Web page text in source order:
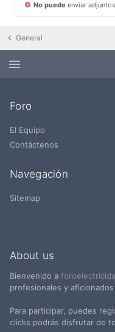
No puede enviar
General
Foro
El Equipo
Contáctenos
Navegación
Sitemap
About us
Bienvenido a
profesionales y
Para participar, puedes
clicks podrás disfrutar de